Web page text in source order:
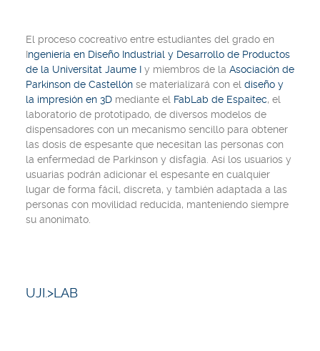
El proceso cocreativo entre estudiantes del grado en
Ingeniería en Diseño Industrial y Desarrollo de Productos
de la Universitat Jaume I y miembros de la Asociación de
Parkinson de Castellón se materializará con el diseño y
la impresión en 3D mediante el FabLab de Espaitec, el
laboratorio de prototipado, de diversos modelos de
dispensadores con un mecanismo sencillo para obtener
las dosis de espesante que necesitan las personas con
la enfermedad de Parkinson y disfagia. Así los usuarios y
usuarias podrán adicionar el espesante en cualquier
lugar de forma fácil, discreta, y también adaptada a las
personas con movilidad reducida, manteniendo siempre
su anonimato.
UJI.>LAB